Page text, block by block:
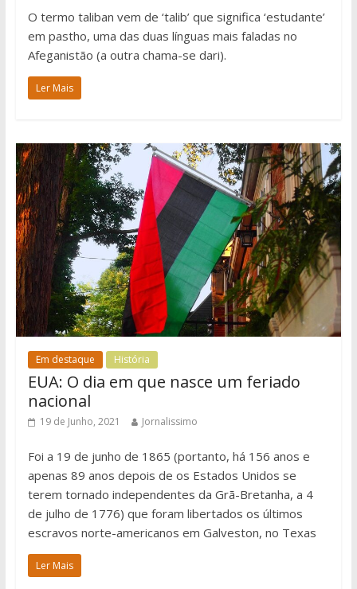
O termo taliban vem de ‘talib’ que significa ‘estudante’
em pastho, uma das duas línguas mais faladas no
Afeganistão (a outra chama-se dari).
Ler Mais
Em destaque História
EUA: O dia em que nasce um feriado
nacional
19 de Junho, 2021 Jornalissimo
Foi a 19 de junho de 1865 (portanto, há 156 anos e
apenas 89 anos depois de os Estados Unidos se
terem tornado independentes da Grã-Bretanha, a 4
de julho de 1776) que foram libertados os últimos
escravos norte-americanos em Galveston, no Texas
Ler Mais